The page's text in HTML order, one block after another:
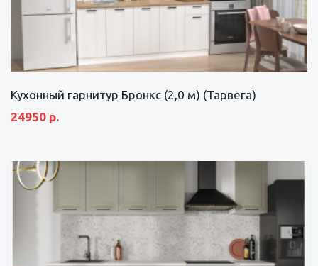
Кухонный гарнитур Бронкс (2,0 м) (Тарвега)
24950 р.